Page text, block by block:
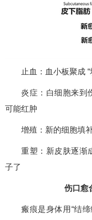
止血：血小板聚成
炎症：白细胞来到
可能红肿
增殖：新的细胞填
重塑：新皮肤逐渐
子了
伤口愈
瘢痕是身体用“结